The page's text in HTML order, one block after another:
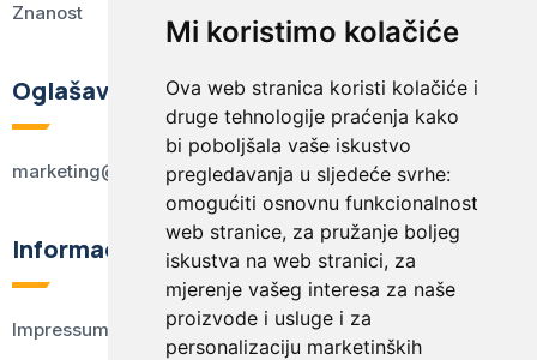
Mi koristimo kolačiće
Ova web stranica koristi kolačiće i
druge tehnologije praćenja kako
bi poboljšala vaše iskustvo
pregledavanja u sljedeće svrhe:
omogućiti osnovnu funkcionalnost
web stranice, za pružanje boljeg
iskustva na web stranici, za
mjerenje vašeg interesa za naše
proizvode i usluge i za
personalizaciju marketinških
Znanost
Oglašavanje
marketing@kodex.hr
Informacije
Impressum